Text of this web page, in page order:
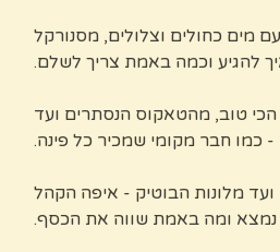
מים כחולים וצלולים, מסנורקל
להגיע וכמה באמת צריך לשלם.
טוב, מהטאקוס הנסתרים ועד
כמו חבר מקומי שמכיר כל פינה.
ועד מלונות הבוטיק - איפה הקהל
נמצא ומה באמת שווה את הכסף.